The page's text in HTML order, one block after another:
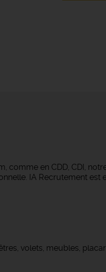
comme en CDD, CDI,
IA Recrutement est
volets, meubles,